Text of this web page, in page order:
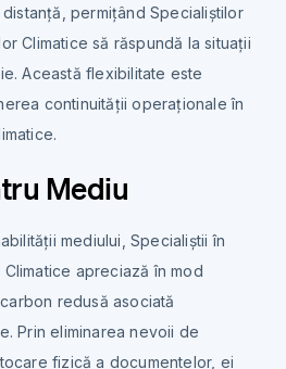
permițând Specialiștilor
Climatice să răspundă la situații
Această flexibilitate este
continuității operaționale în
Mediu
mediului, Specialiștii în
apreciază în mod
redusă asociată
Prin eliminarea nevoii de
fizică a documentelor, ei